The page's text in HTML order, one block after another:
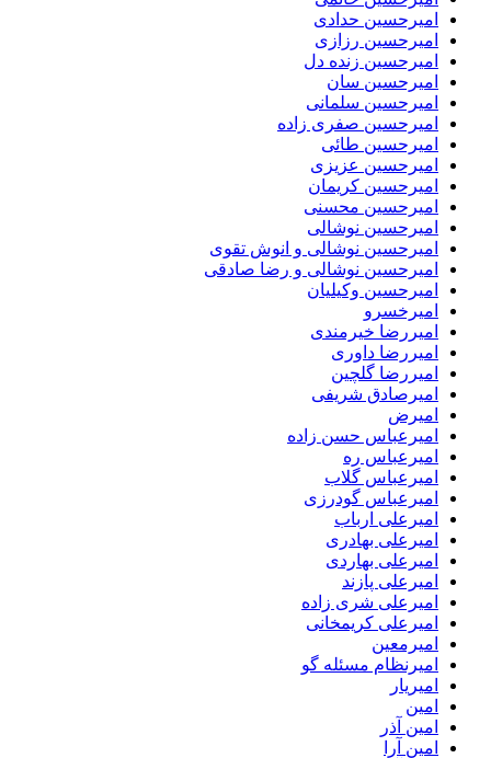
امیرحسین حدادی
امیرحسین رزازی
امیرحسین زنده دل
امیرحسین سان
امیرحسین سلمانی
امیرحسین صفری زاده
امیرحسین طائی
امیرحسین عزیزی
امیرحسین کریمان
امیرحسین محسنی
امیرحسین نوشالی
امیرحسین نوشالی و انوش تقوی
امیرحسین نوشالی و رضا صادقی
امیرحسین وکیلیان
امیرخسرو
امیررضا خیرمندی
امیررضا داوری
امیررضا گلچین
امیرصادق شریفی
امیرض
امیرعباس حسن زاده
امیرعباس ره
امیرعباس گلاب
امیرعباس گودرزی
امیرعلی ارباب
امیرعلی بهادری
امیرعلی بهاردی
امیرعلی پازند
امیرعلی شری زاده
امیرعلی کریمخانی
امیرمعین
امیرنظام مسئله گو
امیریار
امین
امین آذر
امین آرا